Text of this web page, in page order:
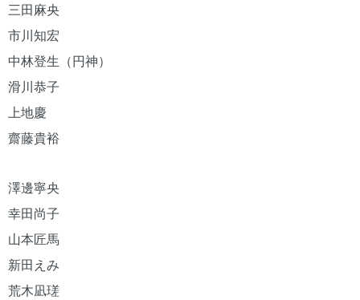
三田麻央
市川知宏
中林登生（円神）
滑川恭子
上地慶
齋藤貴裕
澤邊寧央
幸田尚子
山本匠馬
新田えみ
荒木凪瑳